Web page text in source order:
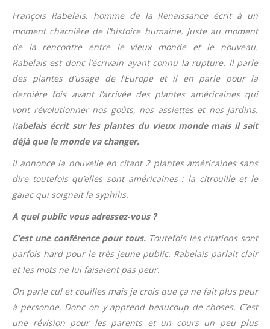
François Rabelais, homme de la Renaissance écrit à un
moment charnière de l’histoire humaine. Juste au moment
de la rencontre entre le vieux monde et le nouveau.
Rabelais est donc l’écrivain ayant connu la rupture. Il parle
des plantes d’usage de l’Europe et il en parle pour la
dernière fois avant l’arrivée des plantes américaines qui
vont révolutionner nos goûts, nos assiettes et nos jardins.
Rabelais écrit sur les plantes du vieux monde mais il sait
déjà que le monde va changer.
Il annonce la nouvelle en citant 2 plantes américaines sans
dire toutefois qu’elles sont américaines : la citrouille et le
gaïac qui soignait la syphilis.
A quel public vous adressez-vous ?
C’est une conférence pour tous. Toutefois les citations sont
parfois hard pour le très jeune public. Rabelais parlait clair
et les mots ne lui faisaient pas peur.
On parle cul et couilles mais je crois que ça ne fait plus peur
à personne. Donc on y apprend beaucoup de choses. C’est
une révision pour les parents et un cours un peu plus